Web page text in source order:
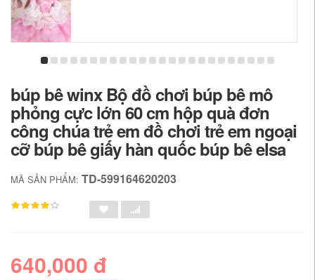
búp bê winx Bộ đồ chơi búp bê mô
phỏng cực lớn 60 cm hộp quà đơn
công chúa trẻ em đồ chơi trẻ em ngoại
cỡ búp bê giấy hàn quốc búp bê elsa
MÃ SẢN PHẨM: TD-599164620203
640,000 đ